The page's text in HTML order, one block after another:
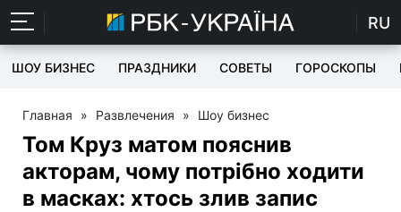
RU
ШОУ БИЗНЕС ПРАЗДНИКИ СОВЕТЫ ГОРОСКОПЫ
Главная » Развлечения » Шоу бизнес
Том Круз матом пояснив
акторам, чому потрібно ходити
в масках: хтось злив запис